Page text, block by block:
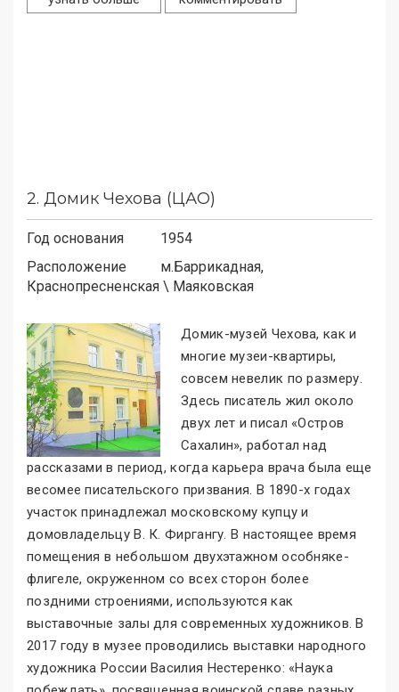
2. Домик Чехова (ЦАО)
Год основания
1954
Расположение
м.Баррикадная,
Краснопресненская \ Маяковская
Домик-музей Чехова, как и
многие музеи-квартиры,
совсем невелик по размеру.
Здесь писатель жил около
двух лет и писал «Остров
Сахалин», работал над
рассказами в период, когда карьера врача была еще
весомее писательского призвания. В 1890-х годах
участок принадлежал московскому купцу и
домовладельцу В. К. Фиргангу. В настоящее время
помещения в небольшом двухэтажном особняке-
флигеле, окруженном со всех сторон более
поздними строениями, используются как
выставочные залы для современных художников. В
2017 году в музее проводились выставки народного
художника России Василия Нестеренко: «Наука